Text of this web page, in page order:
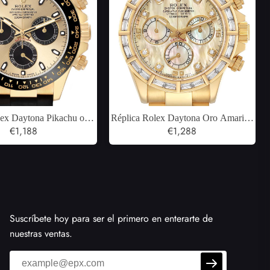
Daytona Pikachu oro
Dial Reloj para
€1,188
Réplica Rolex Daytona Oro Amarillo
MOP Baguette Diamante Bisel Reloj
€1,288
Suscríbete hoy para ser el primero en enterarte de
nuestras ventas.